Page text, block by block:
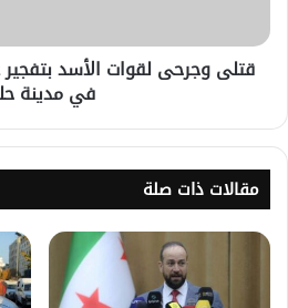
قتلى وجرحى لقوات الأسد
في مدينة
مقالات ذات صلة